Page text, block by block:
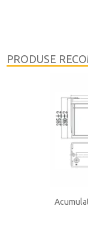
PRODUSE